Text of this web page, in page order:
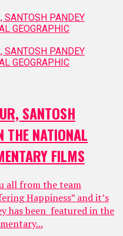
SANTOSH
THE NATIONAL
FILMS
all from the team
Happiness” and it’s
has been featured in the